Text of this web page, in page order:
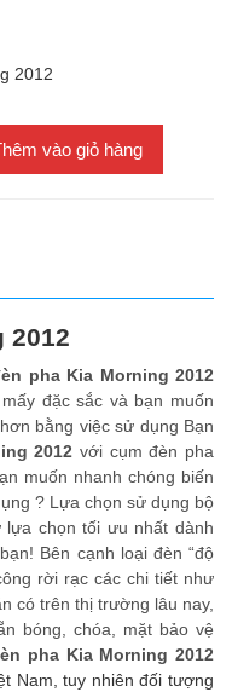
2012
vào giỏ hàng
2012
pha Kia Morning 2012
đặc sắc và bạn muốn
bằng việc sử dụng Bạn
2012 với cụm đèn pha
muốn nhanh chóng biến
? Lựa chọn sử dụng bộ
chọn tối ưu nhất dành
Bên cạnh loại đèn “độ
rời rạc các chi tiết như
có trên thị trường lâu nay,
bóng, chóa, mặt bảo vệ
pha Kia Morning 2012
Nam, tuy nhiên đối tượng